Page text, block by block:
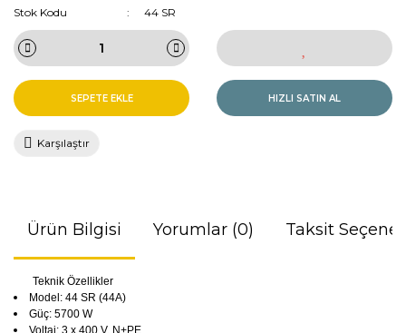
Stok Kodu
44 SR
SEPETE EKLE HIZLI SATIN AL
Karşılaştır
Ürün Bilgisi Yorumlar (0) Taksit
Teknik Özellikler
Model: 44 SR (44A)
Güç: 5700 W
Voltaj: 3 x 400 V, N+PE